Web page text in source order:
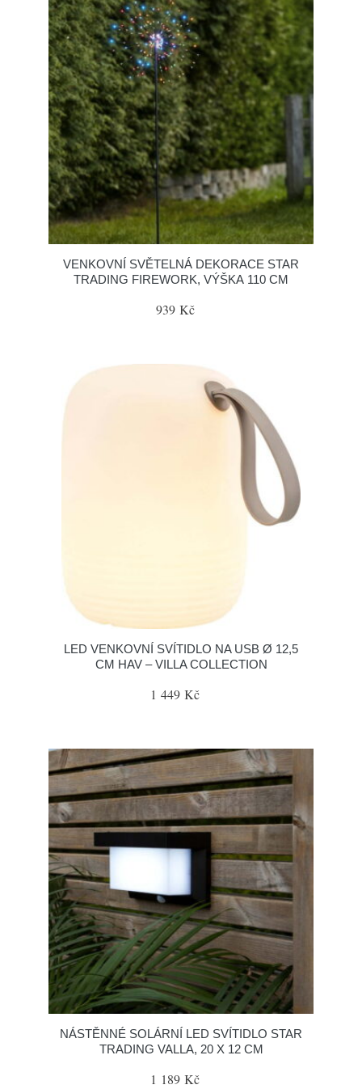
VENKOVNÍ SVĚTELNÁ DEKORACE STAR
TRADING FIREWORK, VÝŠKA 110 CM
939 Kč
LED VENKOVNÍ SVÍTIDLO NA USB Ø 12,5
CM HAV – VILLA COLLECTION
1 449 Kč
NÁSTĚNNÉ SOLÁRNÍ LED SVÍTIDLO STAR
TRADING VALLA, 20 X 12 CM
1 189 Kč